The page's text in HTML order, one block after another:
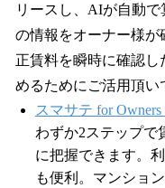
リースし、AIが自動
の情報をオーナー様が
正賃料を瞬時に確認
めるためにご活用頂い
スマサテ for
わずか2ステップで
に把握できます。
も便利。マンショ